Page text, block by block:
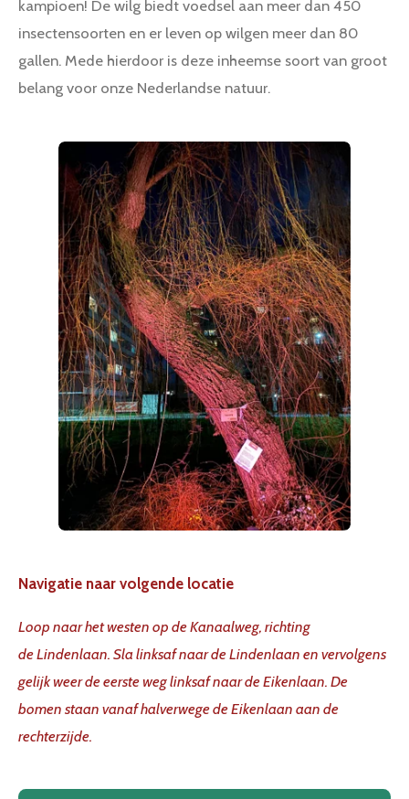
kampioen! De wilg biedt voedsel aan meer dan 450
insectensoorten en er leven op wilgen meer dan 80
gallen. Mede hierdoor is deze inheemse soort van groot
belang voor onze Nederlandse natuur.
Navigatie naar volgende locatie
Loop naar het westen op de Kanaalweg, richting
de Lindenlaan. Sla linksaf naar de Lindenlaan en vervolgens
gelijk weer de eerste weg linksaf naar de Eikenlaan. De
bomen staan vanaf halverwege de Eikenlaan aan de
rechterzijde.